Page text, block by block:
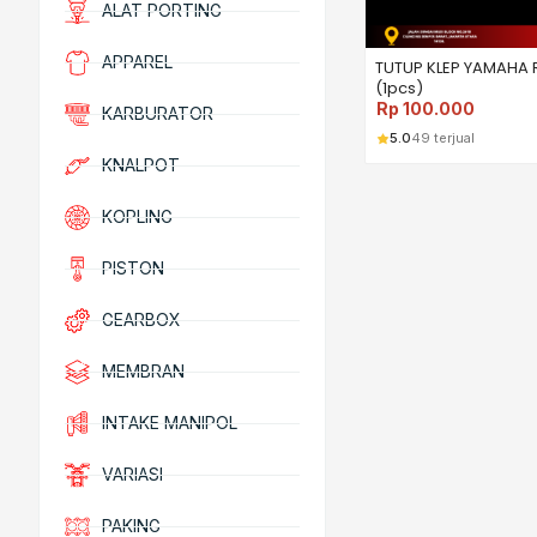
ALAT PORTING
APPAREL
KARBURATOR
KNALPOT
KOPLING
PISTON
GEARBOX
MEMBRAN
INTAKE MANIPOL
VARIASI
PAKING
TUTUP KLEP YAMAHA
(1pcs)
Rp 100.000
5.049 terjual